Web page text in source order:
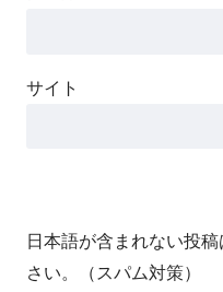
サイト
日本語が含まれない投
さい。（スパム対策）